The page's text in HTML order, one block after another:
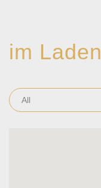
im Laden